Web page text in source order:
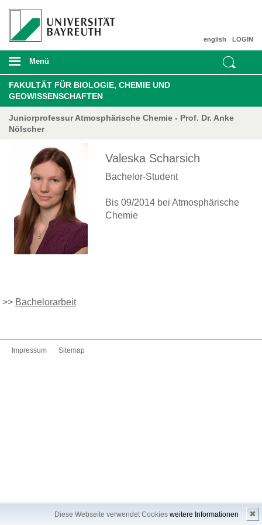
Diese Webseite verwendet Cookies weitere Informationen ✖
LOGIN
english
Menü
FAKULTÄT FÜR BIOLOGIE, CHEMIE UND
GEOWISSENSCHAFTEN
Juniorprofessur Atmosphärische Chemie - Prof. Dr. Anke
Nölscher
Valeska Scharsich
Bachelor-Student
Bis 09/2014 bei Atmosphärische
Chemie
>> Bachelorarbeit
Impressum Sitemap